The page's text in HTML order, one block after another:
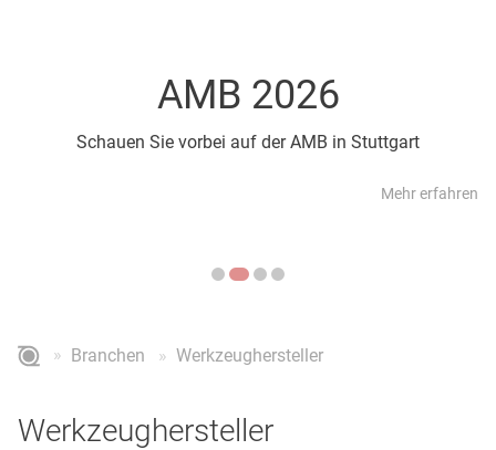
AMB 2026
Schauen Sie vorbei auf der AMB in Stuttgart
Mehr erfahren
Branchen Werkzeughersteller
Werkzeughersteller